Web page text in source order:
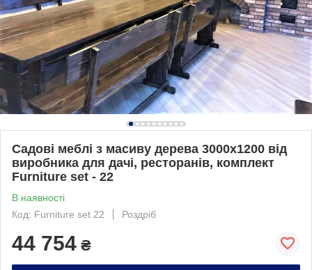
Садові меблі з масиву дерева 3000х1200 від
виробника для дачі, ресторанів, комплект
Furniture set - 22
В наявності
Код: Furniture set 22
Роздріб
44 754 ₴